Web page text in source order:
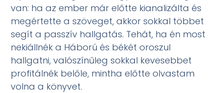
van: ha az ember már előtte kianalizálta és
megértette a szöveget, akkor sokkal többet
segít a passzív hallgatás. Tehát, ha én most
nekiállnék a Háború és békét oroszul
hallgatni, valószínűleg sokkal kevesebbet
profitálnék belőle, mintha előtte olvastam
volna a könyvet.